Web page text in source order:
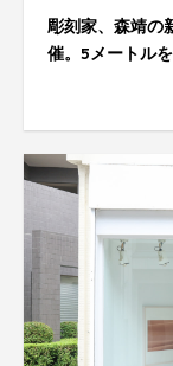
彫刻家、森靖の
催。5メートル